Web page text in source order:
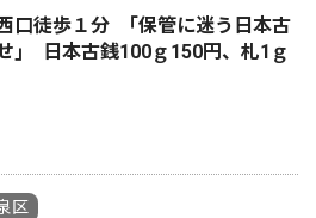
口徒歩１分 ｢保管に迷う日本古
｣ 日本古銭100ｇ150円、札1ｇ
区